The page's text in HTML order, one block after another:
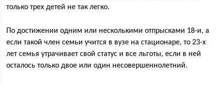
только трех детей не так легко.
По достижении одним или несколькими отпрысками 18-и, а
если такой член семьи учится в вузе на стационаре, то 23-х
лет семья утрачивает свой статус и все льготы, если в ней
осталось только двое или один несовершеннолетний.